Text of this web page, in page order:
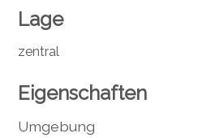
Lage
zentral
Eigenschaften
Umgebung